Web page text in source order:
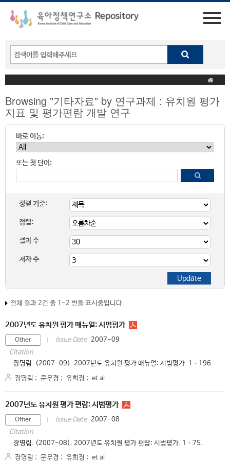
Browsing "기타자료" by 연구과제 : 유치원 평가
지표 및 평가편람 개발 연구
바로 이동:
또는 첫 단어:
정렬 기준:
정렬:
결과 수
저자 수
전체 결과 2건 중 1-2 번을 표시중입니다.
2007년도 유치원 평가 매뉴얼: 시범평가
Other Issue Date 2007-09
Citation
장명림. (2007-09). 2007년도 유치원 평가 매뉴얼: 시범평가. 1–196.
장명림 ; 문무경 ; 유희정 ; et al
2007년도 유치원 평가 편람: 시범평가
Other Issue Date 2007-08
Citation
장명림. (2007-08). 2007년도 유치원 평가 편람: 시범평가. 1–75.
장명림 ; 문무경 ; 유희정 ; et al